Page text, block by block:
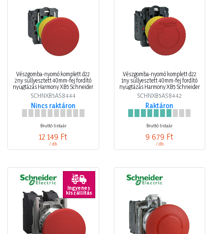
Vészgomba-nyomó komplett d22
2ny süllyesztett 40mm-fej fordító
nyugtázás Harmony XB5 Schneider
SCHNXB5AS8444
Nincs raktáron
Bruttó listaár
12 149 Ft
/ db
Vészgomba-nyomó komplett d22
1ny süllyesztett 40mm-fej fordító
nyugtázás Harmony XB5 Schneider
SCHNXB5AS8442
Raktáron
Bruttó listaár
9 679 Ft
/ db
Ingyenes
kiszállítás